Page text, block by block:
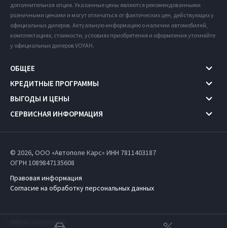
дополнительная опция. Указанные цены являются рекомендованными
розничными ценами и могут отличаться от фактических цен, действующих у
официальных дилеров. Актуальную информацию о наличии автомобилей,
комплектациях, стоимости, условиях приобретения и оформления уточняйте
у официальных дилеров VOYAH.
ОБЩЕЕ
КРЕДИТНЫЕ ПРОГРАММЫ
ВЫГОДЫ И ЦЕНЫ
СЕРВИСНАЯ ИНФОРМАЦИЯ
© 2026, ООО «Автополе Карс» ИНН 7811403187
ОГРН 1089847135608
Правовая информация
Согласие на обработку персональных данных
Работает на технологиях